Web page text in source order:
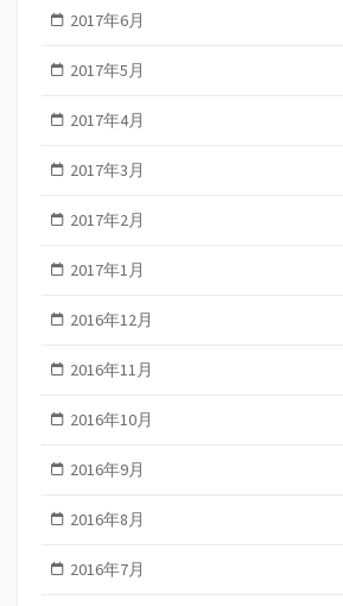
2017年6月
2017年5月
2017年4月
2017年3月
2017年2月
2017年1月
2016年12月
2016年11月
2016年10月
2016年9月
2016年8月
2016年7月